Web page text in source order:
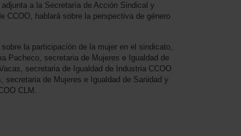
a la Secretaría de Acción Sindical y
CCOO, hablará sobre la perspectiva de género
la participación de la mujer en el sindicato,
Pacheco, secretaria de Mujeres e Igualdad de
secretaria de Igualdad de Industria CCOO
secretaria de Mujeres e Igualdad de Sanidad y
CLM.